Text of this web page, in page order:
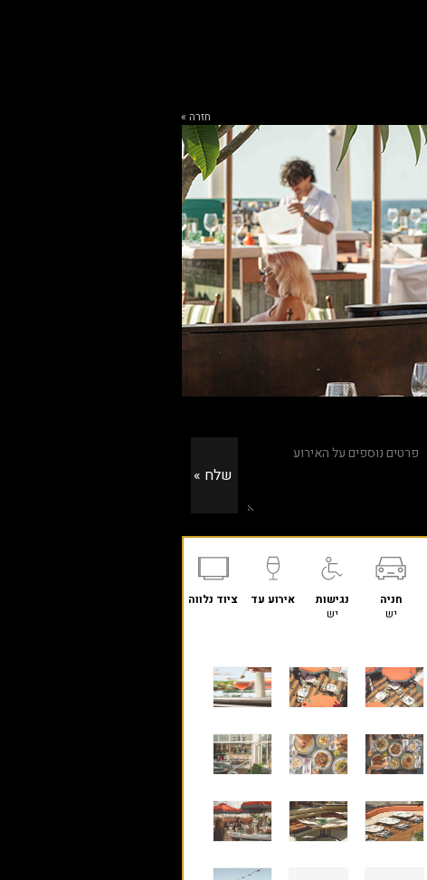
חזרה »
חניה נגישות אירוע עד
ציוד נלווה
יש יש